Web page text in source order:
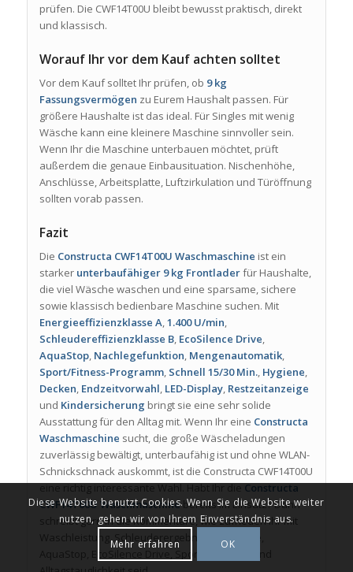
prüfen. Die CWF14T00U bleibt bewusst praktisch, direkt
und klassisch.
Worauf Ihr vor dem Kauf achten solltet
Vor dem Kauf solltet Ihr prüfen, ob 9 kg
Fassungsvermögen zu Eurem Haushalt passen. Für
größere Haushalte ist das ideal. Für Singles mit wenig
Wäsche kann eine kleinere Maschine sinnvoller sein.
Wenn Ihr die Maschine unterbauen möchtet, prüft
außerdem die genaue Einbausituation. Nischenhöhe,
Anschlüsse, Arbeitsplatte, Luftzirkulation und Türöffnung
sollten vorab passen.
Fazit
Die Constructa CWF14T00U Waschmaschine ist ein
starker unterbaufähiger 9 kg Frontladerfür Haushalte,
die viel Wäsche waschen und eine sparsame, sichere
sowie klassisch bedienbare Maschine suchen. Mit
Energieeffizienzklasse A,1.400 U/min,
Schleudereffizienzklasse B, EcoSilence Drive,
AquaStop, Nachlegefunktion, Mengenautomatik,
Sport/Fitness-Programm, Schnell 15/30 Min., Hygiene,
Decken, Endzeitvorwahl, LED-Display, Restzeitanzeige
und Kindersicherung bringt sie eine sehr solide
Ausstattung für den Alltag mit. Wenn Ihr eine Constructa
Waschmaschine sucht, die große Wäscheladungen
zuverlässig bewältigt, unterbaufähig ist und ohne WLAN-
Schnickschnack auskommt, ist die Constructa CWF14T00U
eine richtig interessante Wahl. Habt Ihr dieConstructa
CWF14T00U Waschmaschinebereits im Einsatz? Dann
schreibt gern in die Kommentare, wie zufrieden Ihr mit
Waschleistung, Schleuderergebnis, Lautstärke,
Diese Website benutzt Cookies. Wenn Sie die Website weiter
nutzen, gehen wir von Ihrem Einverständnis aus.
Mehr erfahren
OK